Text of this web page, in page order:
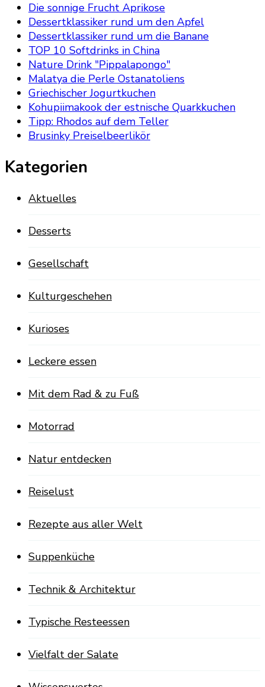
Die sonnige Frucht Aprikose
Dessertklassiker rund um den Apfel
Dessertklassiker rund um die Banane
TOP 10 Softdrinks in China
Nature Drink "Pippalapongo"
Malatya die Perle Ostanatoliens
Griechischer Jogurtkuchen
Kohupiimakook der estnische Quarkkuchen
Tipp: Rhodos auf dem Teller
Brusinky Preiselbeerlikör
Kategorien
Aktuelles
Desserts
Gesellschaft
Kulturgeschehen
Kurioses
Leckere essen
Mit dem Rad & zu Fuß
Motorrad
Natur entdecken
Reiselust
Rezepte aus aller Welt
Suppenküche
Technik & Architektur
Typische Resteessen
Vielfalt der Salate